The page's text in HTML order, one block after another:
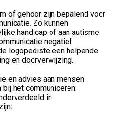
of gehoor zijn bepalend voor
Zo kunnen
handicap of aan autisme
negatief
logopediste een helpende
en doorverwijzing.
en advies aan mensen
bij het communiceren.
in